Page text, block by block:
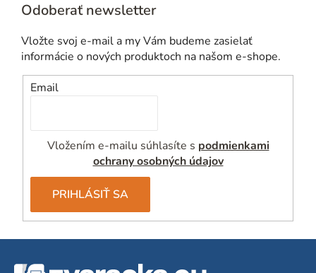
Odoberať newsletter
Vložte svoj e-mail a my Vám budeme zasielať
informácie o nových produktoch na našom e-shope.
Email
Vložením e-mailu súhlasíte s podmienkami
ochrany osobných údajov
PRIHLÁSIŤ SA